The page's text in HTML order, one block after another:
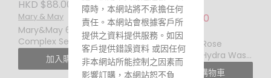
HKD $88.00
Mary & May
Mary&May 6 Peptide
Complex Serum 30ML
六勝肽複合精華
加入購物車
HKD $179.00
HKD $115.00
Mary & May
Mary&May Rose
Hyaluronic Hydra Wash
Off Mask Pack 125g大馬
加入購物車
障時，本網站將不承擔任何
責任。本網站會根據客戶所
提供之資料提供服務。如因
客戶提供錯誤資料 或因任何
非本網站所能控制之因素而
影響訂購，本網站恕不負